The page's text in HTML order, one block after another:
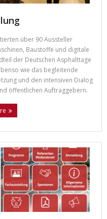
über 90 Aussteller
Baustoffe und digitale
der Deutschen Asphalttage
wie das begleitende
und den intensiven Dialog
öffentlichen Auftraggebern.